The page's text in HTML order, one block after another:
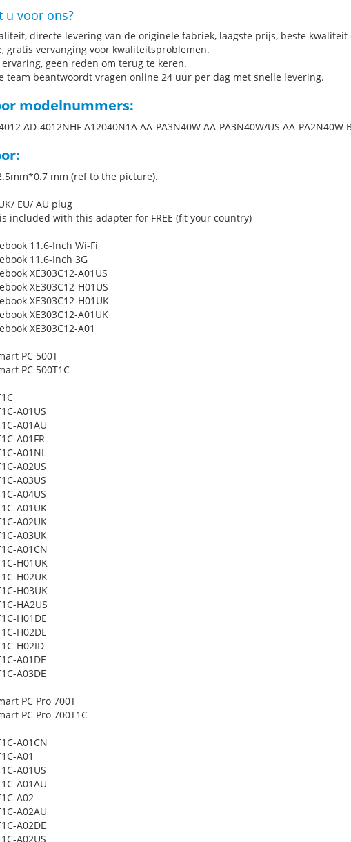
u voor ons?
directe levering van de originele fabriek, laagste prijs, beste
gratis vervanging voor kwaliteitsproblemen.
geen reden om terug te keren.
team beantwoordt vragen online 24 uur per dag met snelle levering.
modelnummers:
AD-4012NHF A12040N1A AA-PA3N40W AA-PA3N40W/US AA-PA2N40W
mm (ref to the picture).
EU/ AU plug
included with this adapter for FREE (fit your country)
11.6-Inch Wi-Fi
11.6-Inch 3G
XE303C12-A01US
XE303C12-H01US
XE303C12-H01UK
XE303C12-A01UK
XE303C12-A01
PC 500T
PC 500T1C
A01US
A01AU
A01FR
A01NL
A02US
A03US
A04US
A01UK
A02UK
A03UK
A01CN
H01UK
H02UK
H03UK
HA2US
H01DE
H02DE
H02ID
A01DE
A03DE
PC Pro 700T
PC Pro 700T1C
A01CN
A01
A01US
A01AU
A02
A02AU
A02DE
A02US